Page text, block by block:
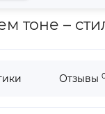
тоне –
Отзывы